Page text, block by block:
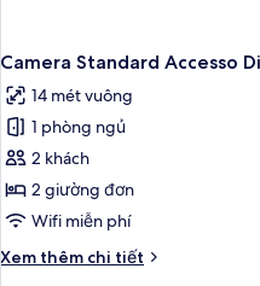
Camera Standard Accesso
14 mét vuông
1 phòng ngủ
2 khách
2 giường đơn
Wifi miễn phí
Xem thêm chi tiết
Chi